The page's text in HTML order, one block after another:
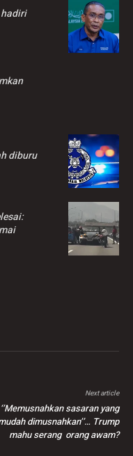
diburu
Next article
‘’Memusnahkan sasaran yang
dimusnahkan’’… Trump
mahu serang orang awam?